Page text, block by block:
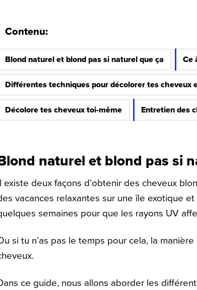
Contenu:
Blond naturel et blond pas si naturel que ça Ce
Différentes techniques pour décolorer tes cheveux
Décolore tes cheveux toi-même Entretien des
naturel et blond pas si
existe deux façons d’obtenir des cheveux
vacances relaxantes sur une île exotique
semaines pour que les rayons UV
si tu n’as pas le temps pour cela, la
ce guide, nous allons aborder les